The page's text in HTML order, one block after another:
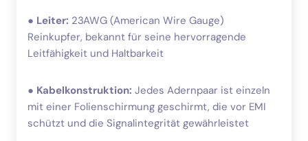
● Leiter: 23AWG (American Wire Gauge)
Reinkupfer, bekannt für seine hervorragende
Leitfähigkeit und Haltbarkeit
● Kabelkonstruktion: Jedes Adernpaar ist einzeln
mit einer Folienschirmung geschirmt, die vor EMI
schützt und die Signalintegrität gewährleistet